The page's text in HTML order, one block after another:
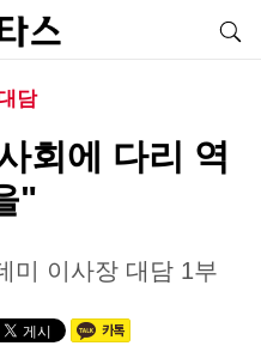
담
회에 다리 역
"
미 이사장 대담 1부